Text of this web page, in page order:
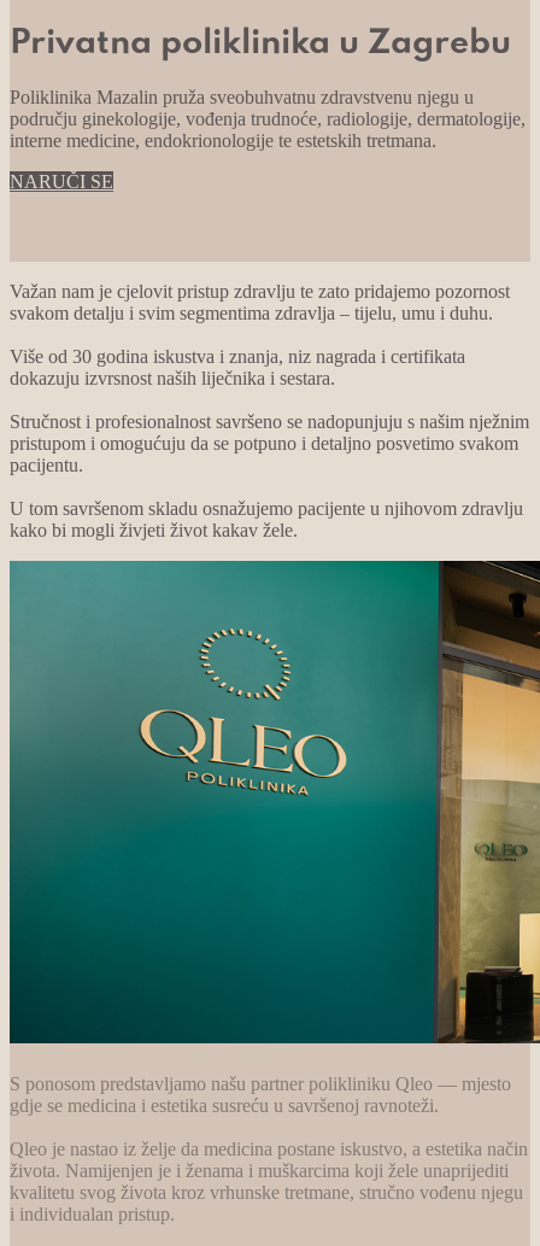
Privatna poliklinika u Zagrebu
Poliklinika Mazalin pruža sveobuhvatnu zdravstvenu njegu u
području ginekologije, vođenja trudnoće, radiologije, dermatologije,
interne medicine, endokrionologije te estetskih tretmana.
NARUČI SE
Važan nam je cjelovit pristup zdravlju te zato pridajemo pozornost
svakom detalju i svim segmentima zdravlja – tijelu, umu i duhu.
Više od 30 godina iskustva i znanja, niz nagrada i certifikata
dokazuju izvrsnost naših liječnika i sestara.
Stručnost i profesionalnost savršeno se nadopunjuju s našim nježnim
pristupom i omogućuju da se potpuno i detaljno posvetimo svakom
pacijentu.
U tom savršenom skladu osnažujemo pacijente u njihovom zdravlju
kako bi mogli živjeti život kakav žele.
S ponosom predstavljamo našu partner polikliniku Qleo — mjesto
gdje se medicina i estetika susreću u savršenoj ravnoteži.
Qleo je nastao iz želje da medicina postane iskustvo, a estetika način
života. Namijenjen je i ženama i muškarcima koji žele unaprijediti
kvalitetu svog života kroz vrhunske tretmane, stručno vođenu njegu
i individualan pristup.